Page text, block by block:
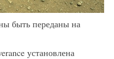
быть переданы на
установлена